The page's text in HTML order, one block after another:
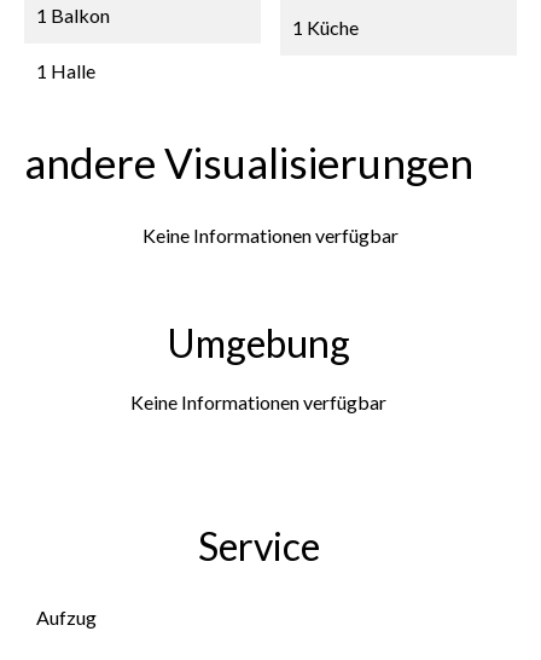
1 Balkon
1 Halle
1 Küche
andere Visualisierungen
Keine Informationen verfügbar
Umgebung
Keine Informationen verfügbar
Service
Aufzug